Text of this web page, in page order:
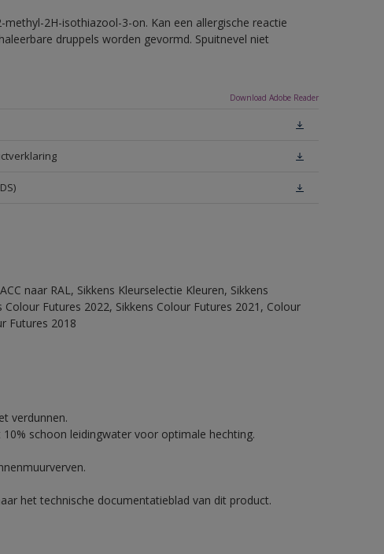
2H-isothiazool-3-on. Kan een allergische reactie
druppels worden gevormd. Spuitnevel niet
Download Adobe Reader
naar RAL, Sikkens Kleurselectie Kleuren, Sikkens
Futures 2022, Sikkens Colour Futures 2021, Colour
Futures 2018
verdunnen.
schoon leidingwater voor optimale hechting.
het technische documentatieblad van dit product.